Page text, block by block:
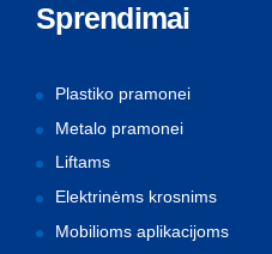
Sprendimai
Plastiko pramonei
Metalo pramonei
Liftams
Elektrinėms krosnims
Mobilioms aplikacijoms